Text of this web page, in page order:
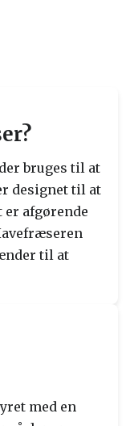
bruges til at
designet til at
afgørende
til at
med en